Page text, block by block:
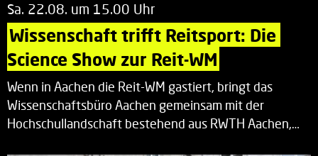
Sa. 22.08. um 15.00 Uhr
Wissenschaft trifft Reitsport: Die
Science Show zur Reit-WM
Wenn in Aachen die Reit-WM gastiert, bringt das
Wissenschaftsbüro Aachen gemeinsam mit der
Hochschullandschaft bestehend aus RWTH Aachen,…